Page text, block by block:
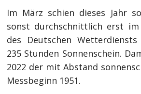
Im März schien dieses Jahr
sonst durchschnittlich erst im
des Deutschen Wetterdiensts
235 Stunden Sonnenschein.
2022 der mit Abstand
Messbeginn 1951.